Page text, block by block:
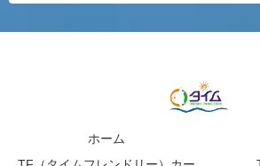
ホーム